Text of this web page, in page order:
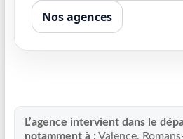
Nos agences
L’agence intervient dans le
notamment à : Valence,